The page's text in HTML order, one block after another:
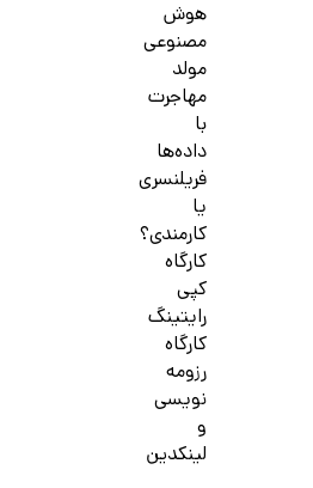
هوش
مصنوعی
مولد
مهاجرت
با
داده‌ها
فریلنسری
یا
کارمندی؟
کارگاه
کپی
رایتینگ
کارگاه
رزومه
نویسی
و
لینکدین